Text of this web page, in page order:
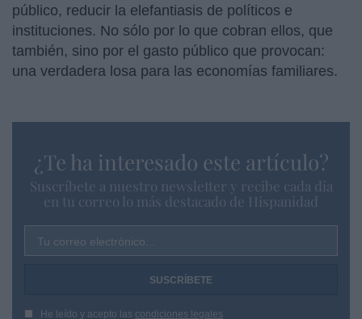
público, reducir la elefantiasis de políticos e
instituciones. No sólo por lo que cobran ellos, que
también, sino por el gasto público que provocan:
una verdadera losa para las economías familiares.
¿Te ha interesado este artículo?
Suscríbete a nuestro newsletter y recibe cada dia
en tu correo lo más destacado de Hispanidad
Tu correo electrónico...
He leído y acepto las condiciones legales